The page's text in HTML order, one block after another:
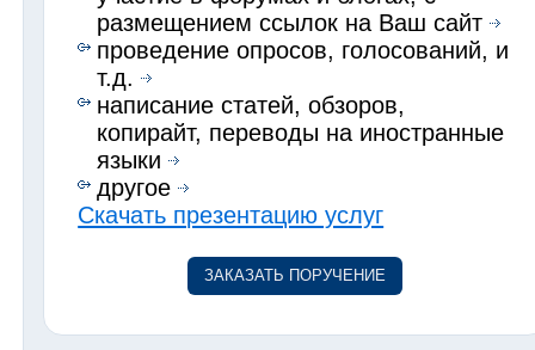
размещением ссылок на Ваш сайт
проведение опросов, голосований, и
т.д.
написание статей, обзоров,
копирайт, переводы на иностранные
языки
другое
Скачать презентацию услуг
ЗАКАЗАТЬ ПОРУЧЕНИЕ